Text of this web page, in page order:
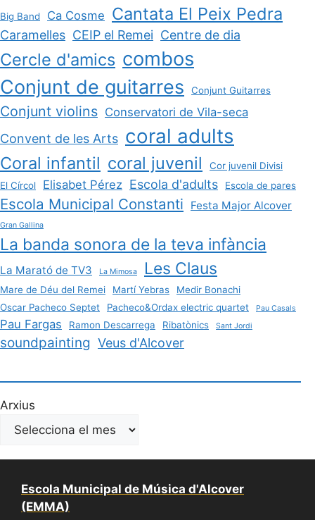
Big Band Ca Cosme Cantata El Peix Pedra
Caramelles CEIP el Remei Centre de dia
Cercle d'amics combos
Conjunt de guitarres Conjunt Guitarres
Conjunt violins Conservatori de Vila-seca
Convent de les Arts coral adults
Coral infantil coral juvenil
Cor juvenil Divisi
El Círcol
Elisabet Pérez Escola d'adults Escola de pares
Escola Municipal Constanti Festa Major Alcover
Gran Gallina
La banda sonora de la teva infància
La Marató de TV3 La Mimosa Les Claus
Mare de Déu del Remei Martí Yebras
Medir Bonachi
Oscar Pacheco Septet
Pacheco&Ordax electric quartet Pau Casals
Pau Fargas Ramon Descarrega Ribatònics Sant Jordi
soundpainting Veus d'Alcover
Arxius
Escola Municipal de Música d'Alcover
(EMMA)